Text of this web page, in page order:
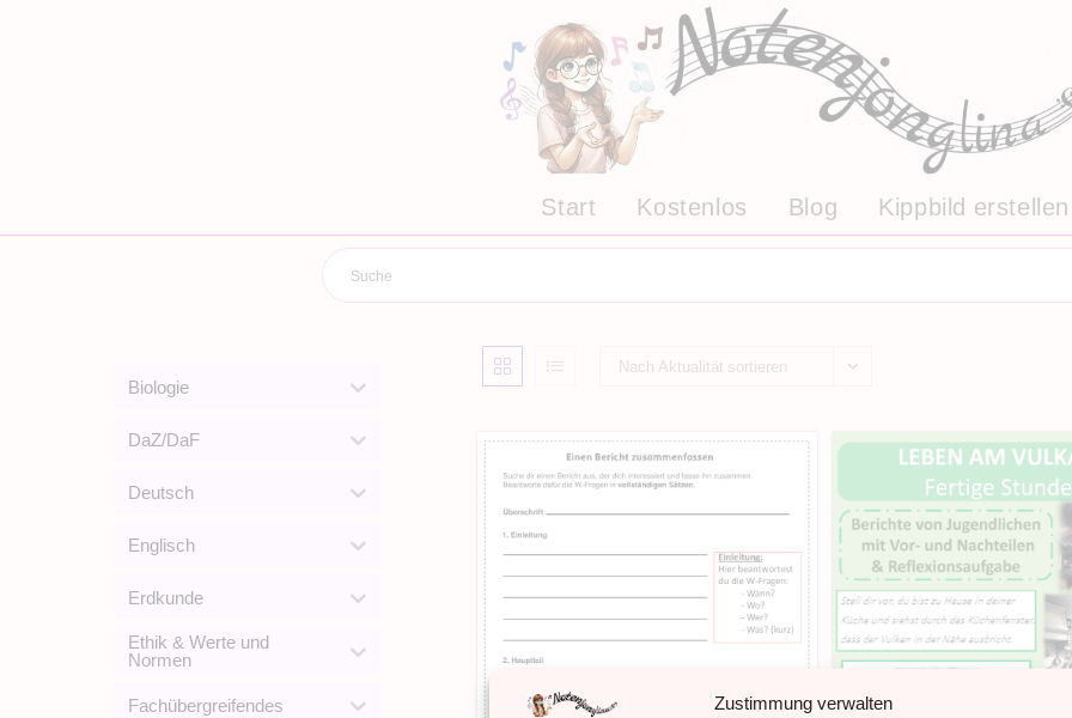
Zustimmung verwalten
Start Kostenlos Blog Kippbild erstellen
Biologie
DaZ/DaF
Deutsch
Englisch
Erdkunde
Ethik & Werte und
Normen
Fachübergreifendes
Nach Aktualität sortieren